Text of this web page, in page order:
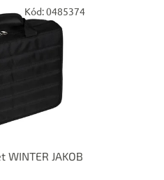
JAKOB
Kód:0485374